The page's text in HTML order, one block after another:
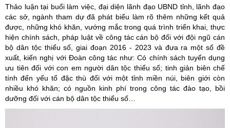
Thảo luận tại buổi làm việc, đại diện lãnh đạo UBND tỉnh, lãnh đạo
các sở, ngành tham dự đã phát biểu làm rõ thêm những kết quả
được, những khó khăn, vướng mắc trong quá trình triển khai, thực
hiện chính sách, pháp luật về công tác cán bộ đối với đội ngũ cán
bộ dân tộc thiểu số, giai đoạn 2016 - 2023 và đưa ra một số đề
xuất, kiến nghị với Đoàn công tác như: Có chính sách tuyển dụng
ưu tiên đối với con em người dân tộc thiểu số; tinh giản biên chế
tính đến yếu tố đặc thù đối với một tỉnh miền núi, biên giới còn
nhiều khó khăn; có nguồn kinh phí trong công tác đào tạo, bồi
dưỡng đối với cán bộ dân tộc thiểu số…